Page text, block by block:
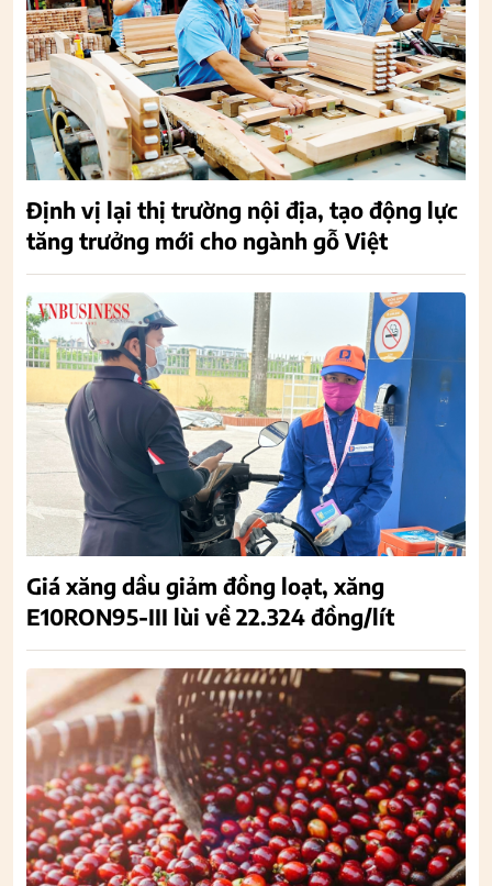
Định vị lại thị trường nội địa, tạo động lực
tăng trưởng mới cho ngành gỗ Việt
Giá xăng dầu giảm đồng loạt, xăng
E10RON95-III lùi về 22.324 đồng/lít